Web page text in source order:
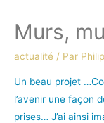
Murs,
actualité / Par
Un beau projet
l’avenir une façon
prises… J’ai ainsi